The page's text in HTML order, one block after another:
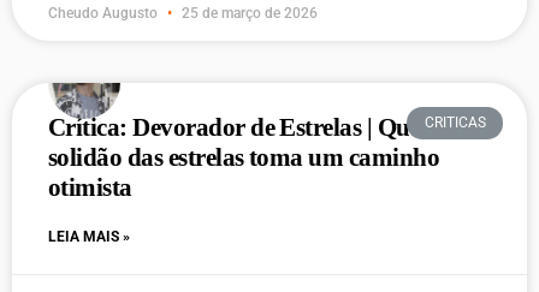
Cheudo Augusto 25 de março de 2026
CRITICAS
Crítica: Devorador de Estrelas | Quando a
solidão das estrelas toma um caminho
otimista
LEIA MAIS »